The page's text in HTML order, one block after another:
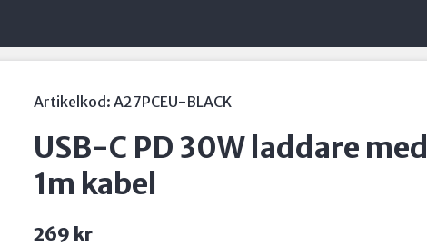
Artikelkod: A27PCEU-BLACK
USB-C PD 30W laddare med
1m kabel
269 kr